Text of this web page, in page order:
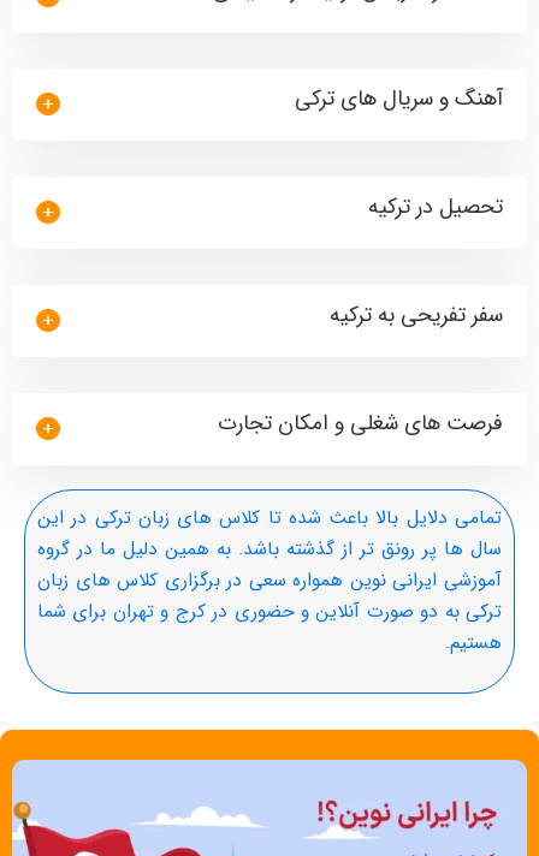
آهنگ و سریال های ترکی
تحصیل در ترکیه
سفر تفریحی به ترکیه
فرصت های شغلی و امکان تجارت
تمامی دلایل بالا باعث شده تا کلاس های زبان ترکی در این
سال ها پر رونق تر از گذشته باشد. به همین دلیل ما در گروه
آموزشی ایرانی نوین همواره سعی در برگزاری کلاس های زبان
ترکی به دو صورت آنلاین و حضوری در کرج و تهران برای شما
هستیم.